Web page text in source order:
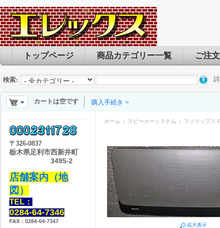
トップページ 商品カテゴリー一覧 ご注
検索:
カートは空です 購入手続き
ホーム スピーカーシステム フィリップス
拡大表示
〒 326-0837
栃木県足利市西新井町
3495-2
店舗案内（地
図）
TEL：
0284-64-7346
FAX：0284-64-7347